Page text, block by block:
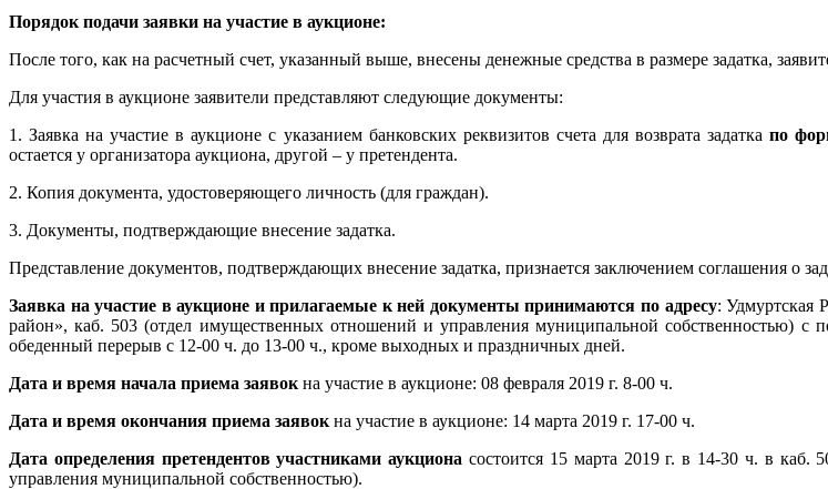
Порядок подачи заявки на участие в аукционе:
После того, как на расчетный счет, указанный выше, внесены денежные средства в размере задатка,
Для участия в аукционе заявители представляют следующие документы:
1. Заявка на участие в аукционе с указанием банковских реквизитов счета для возврата задаткапо
остается у организатора аукциона, другой – у претендента.
2. Копия документа, удостоверяющего личность (для граждан).
3. Документы, подтверждающие внесение задатка.
Представление документов, подтверждающих внесение задатка, признается заключением соглашения о
Заявка на участие в аукционе и прилагаемые к ней документы принимаются по адресу: Удмуртская
район», каб. 503 (отдел имущественных отношений и управления муниципальной собственностью)
обеденный перерыв с 12-00 ч. до 13-00 ч., кроме выходных и праздничных дней.
Дата и время начала приема заявок на участие в аукционе: 08 февраля 2019 г. 8-00 ч.
Дата и время окончания приема заявок на участие в аукционе: 14 марта 2019 г. 17-00 ч.
Дата определения претендентов участниками аукциона состоится 15 марта 2019 г. в 14-30 ч. в
управления муниципальной собственностью).